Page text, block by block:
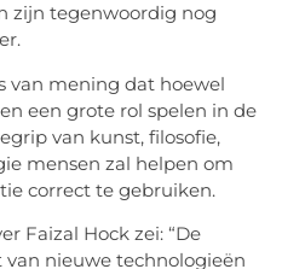
zijn tegenwoordig nog
van mening dat hoewel
een grote rol spelen in de
van kunst, filosofie,
mensen zal helpen om
correct te gebruiken.
Faizal Hock zei: “De
nieuwe technologieën